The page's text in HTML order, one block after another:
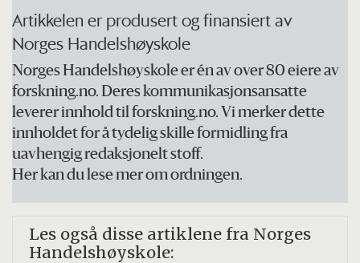
har lånt til aksjespekulasjon, investeringer,
et høyt forbruk og eller boliger de egentlig
ikke hadde råd tid. Mange bedrifter går
konkurs og folk klarer ikke betale sine lån,
og bankene taper penger. Bankene har ikke
lenger penger å låne ut. Økonomien
stopper opp, og vi går inn i en finanskrise.
Artikkelen er produsert og finansiert av
Norges Handelshøyskole
Norges Handelshøyskole er én av over 80 eiere av
forskning.no. Deres kommunikasjonsansatte
leverer innhold til forskning.no. Vi merker dette
innholdet for å tydelig skille formidling fra
uavhengig redaksjonelt stoff.
Her kan du lese mer om ordningen.
Les også disse artiklene fra Norges
Handelshøyskole: